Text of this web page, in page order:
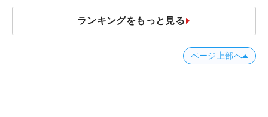
ランキングをもっと見る
ページ上部へ